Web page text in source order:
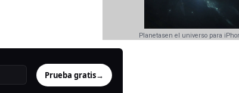
Planetasen el universo para
Prueba gratis→